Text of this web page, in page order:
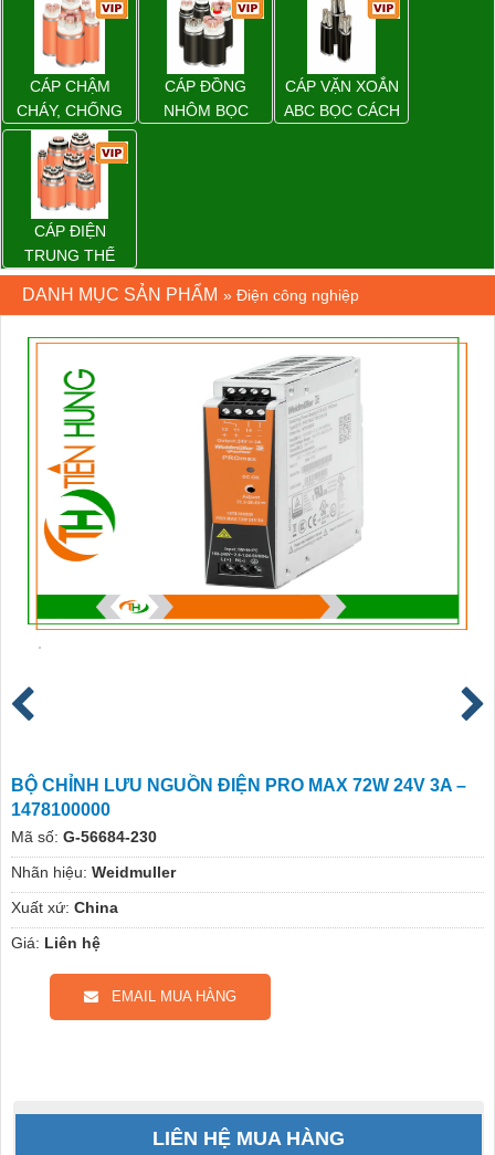
TẢI ĐIỆN TRÊN
KHÔNG
CÁP CHẬM
CHÁY, CHỐNG
CHÁY
CÁP ĐỒNG
NHÔM BỌC
CÁP VẶN XOẮN
ABC BỌC CÁCH
CÁP ĐIỆN
TRUNG THẾ
DANH MỤC SẢN PHẨM » Điện công nghiệp
BỘ CHỈNH LƯU NGUỒN ĐIỆN PRO MAX 72W 24V 3A –
1478100000
Mã số: G-56684-230
Nhãn hiệu: Weidmuller
Xuất xứ: China
Giá: Liên hệ
EMAIL MUA HÀNG
LIÊN HỆ MUA HÀNG